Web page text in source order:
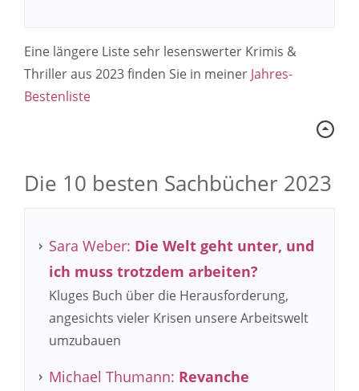
Eine längere Liste sehr lesenswerter Krimis &
Thriller aus 2023 finden Sie in meiner Jahres-
Bestenliste
Die 10 besten Sachbücher 2023
Sara Weber: Die Welt geht unter, und
ich muss trotzdem arbeiten?
Kluges Buch über die Herausforderung,
angesichts vieler Krisen unsere Arbeitswelt
umzubauen
Michael Thumann: Revanche